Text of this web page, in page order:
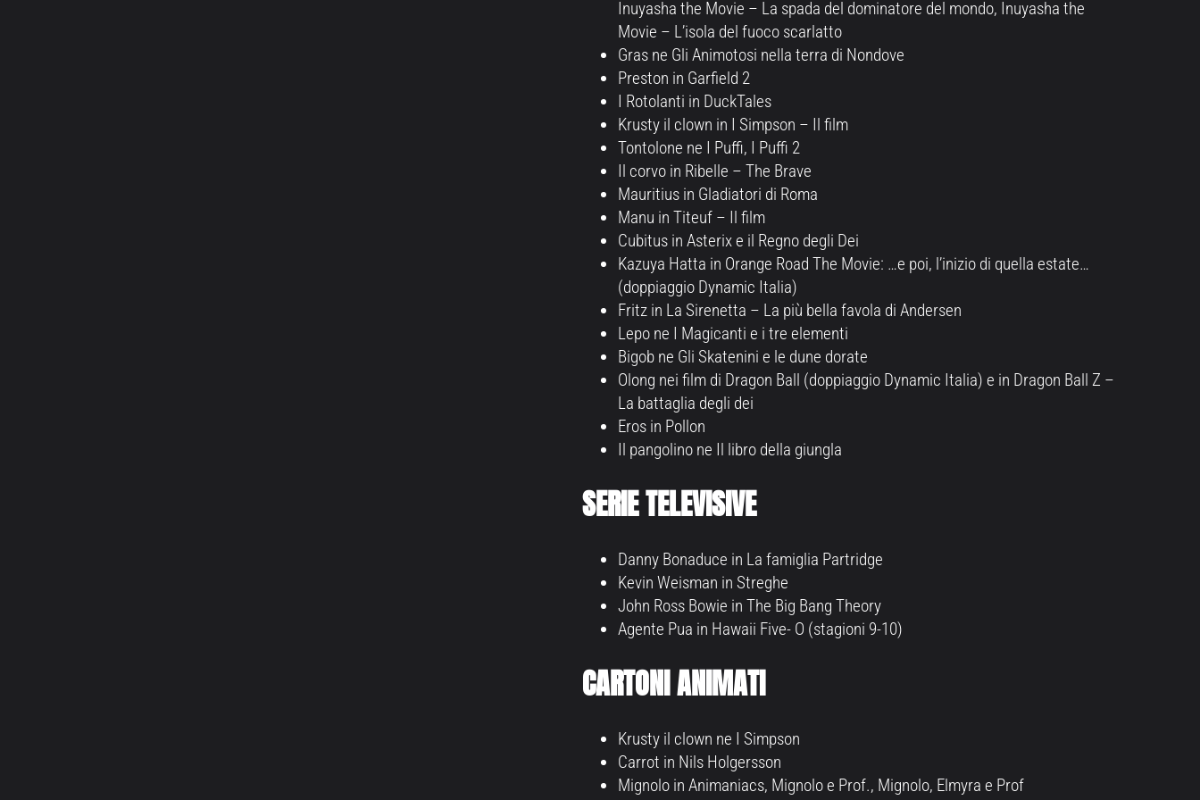
Inuyasha the Movie – La spada del dominatore del mondo, Inuyasha the
Movie – L’isola del fuoco scarlatto
Gras ne Gli Animotosi nella terra di Nondove
Preston in Garfield 2
I Rotolanti in DuckTales
Krusty il clown in I Simpson – Il film
Tontolone ne I Puffi, I Puffi 2
Il corvo in Ribelle – The Brave
Mauritius in Gladiatori di Roma
Manu in Titeuf – Il film
Cubitus in Asterix e il Regno degli Dei
Kazuya Hatta in Orange Road The Movie: …e poi, l’inizio di quella estate…
(doppiaggio Dynamic Italia)
Fritz in La Sirenetta – La più bella favola di Andersen
Lepo ne I Magicanti e i tre elementi
Bigob ne Gli Skatenini e le dune dorate
Olong nei film di Dragon Ball (doppiaggio Dynamic Italia) e in Dragon Ball Z –
La battaglia degli dei
Eros in Pollon
Il pangolino ne Il libro della giungla
SERIE TELEVISIVE
Danny Bonaduce in La famiglia Partridge
Kevin Weisman in Streghe
John Ross Bowie in The Big Bang Theory
Agente Pua in Hawaii Five- O (stagioni 9-10)
CARTONI ANIMATI
Krusty il clown ne I Simpson
Carrot in Nils Holgersson
Mignolo in Animaniacs, Mignolo e Prof., Mignolo, Elmyra e Prof